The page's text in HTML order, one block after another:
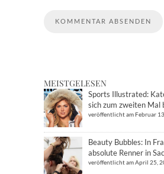
MEISTGELESEN
Sports Illustrated:
sich zum zweiten Mal
veröffentlicht am Februar
Beauty Bubbles: In
absolute Renner in
veröffentlicht am April 25,